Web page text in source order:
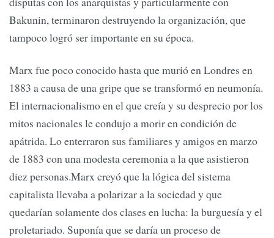
Bakunin, terminaron destruyendo la organización, que
tampoco logró ser importante en su época.
Marx fue poco conocido hasta que murió en Londres en
1883 a causa de una gripe que se transformó en neumonía.
El internacionalismo en el que creía y su desprecio por los
mitos nacionales le condujo a morir en condición de
apátrida. Lo enterraron sus familiares y amigos en marzo
de 1883 con una modesta ceremonia a la que asistieron
diez personas.Marx creyó que la lógica del sistema
capitalista llevaba a polarizar a la sociedad y que
quedarían solamente dos clases en lucha: la burguesía y el
proletariado. Suponía que se daría un proceso de